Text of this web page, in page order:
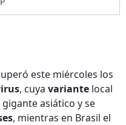
este miércoles los
, cuya variante local
asiático y se
, mientras en Brasil el